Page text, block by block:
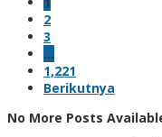
2
3
…
1,221
Berikutnya
No More Posts